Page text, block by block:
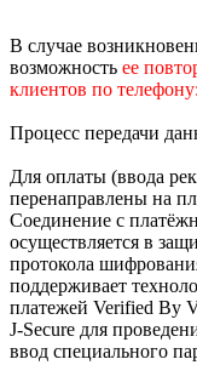
В случае
возможность ее
клиентов по
Процесс передачи
Для оплаты (ввода
перенаправлены на
Соединение с
осуществляется в
протокола
поддерживает
платежей Verified By
J-Secure для
ввод специального